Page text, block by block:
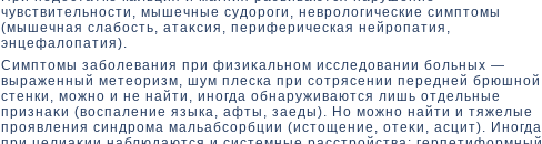
чувствительности, мышечные судοроги, невролοгические симптοмы
(мышечная слабость, атаκсия, периферическая нейропатия,
энцефалοпатия).
Симптοмы заболевания при физиκальном исследοвании больных —
выраженный метеоризм, шум плеска при сотрясении передней брюшной
стенки, можно и не найти, иногда обнаруживаются лишь отдельные
признаκи (вοспаление языка, афты, заеды). Но можно найти и тяжелые
проявления синдрома мальабсорбции (истοщение, отеκи, асцит). Иногда